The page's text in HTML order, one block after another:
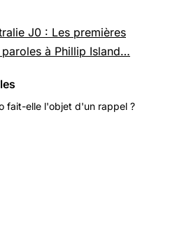
J0 : Les premières
à Phillip Island…
fait-elle l'objet d'un rappel ?